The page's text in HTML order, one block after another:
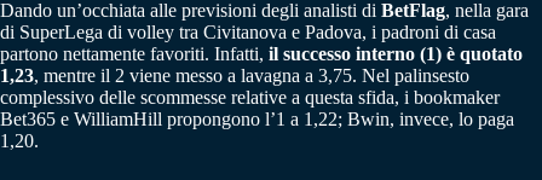
Dando un’occhiata alle previsioni degli analisti di BetFlag, nella gara
di SuperLega di volley tra Civitanova e Padova, i padroni di casa
partono nettamente favoriti. Infatti, il successo interno (1) è quotato
1,23, mentre il 2 viene messo a lavagna a 3,75. Nel palinsesto
complessivo delle scommesse relative a questa sfida, i bookmaker
Bet365 e WilliamHill propongono l’1 a 1,22; Bwin, invece, lo paga
1,20.